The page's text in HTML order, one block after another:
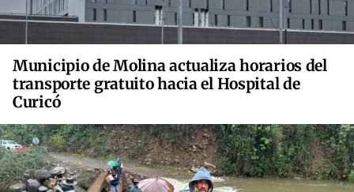
Municipio de Molina actualiza horarios del
transporte gratuito hacia el Hospital de
Curicó